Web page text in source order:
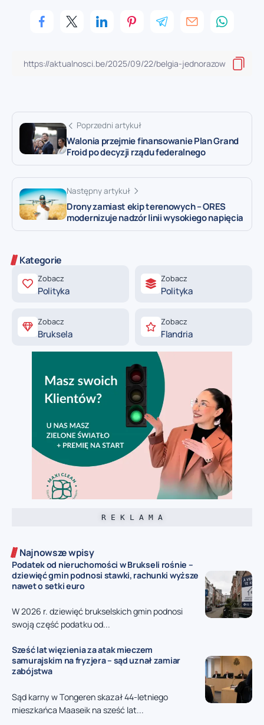
Poprzedni artykuł
Walonia przejmie finansowanie Plan Grand
Froid po decyzji rządu federalnego
Następny artykuł
Drony zamiast ekip terenowych – ORES
modernizuje nadzór linii wysokiego napięcia
Kategorie
Zobacz
Polityka
Zobacz
Polityka
Zobacz
Bruksela
Zobacz
Flandria
R E K L A M A
Najnowsze wpisy
Podatek od nieruchomości w Brukseli rośnie –
dziewięć gmin podnosi stawki, rachunki wyższe
nawet o setki euro
W 2026 r. dziewięć brukselskich gmin podnosi
swoją część podatku od...
Sześć lat więzienia za atak mieczem
samurajskim na fryzjera – sąd uznał zamiar
zabójstwa
Sąd karny w Tongeren skazał 44-letniego
mieszkańca Maaseik na sześć lat...